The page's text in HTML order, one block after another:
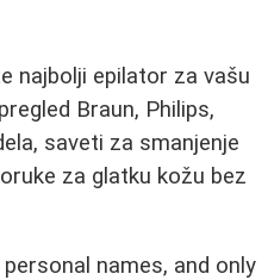
najbolji epilator za vašu
Braun, Philips,
saveti za smanjenje
za glatku kožu bez
names, and only